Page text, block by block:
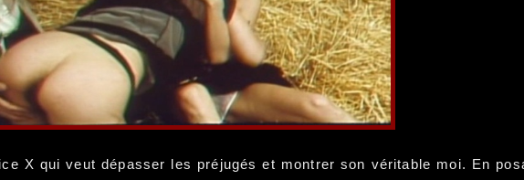
X qui veut dépasser les préjugés et montrer son véritable moi. En